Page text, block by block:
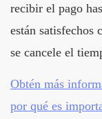
recibir el pago
están satisfechos
se cancele el
Obtén más
por qué es